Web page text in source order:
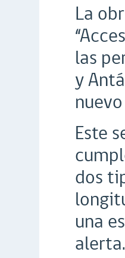
La
las
y
Este
dos
una
alerta.